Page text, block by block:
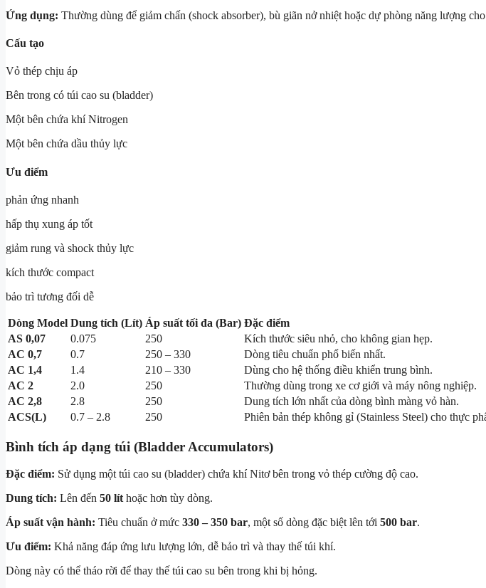
Ứng dụng: Thường dùng để giảm chấn (shock absorber), bù giãn nở nhiệt hoặc dự phòng năng lượng
Cấu tạo
Vỏ thép chịu áp
Bên trong có túi cao su (bladder)
Một bên chứa khí Nitrogen
Một bên chứa dầu thủy lực
Ưu điểm
phản ứng nhanh
hấp thụ xung áp tốt
giảm rung và shock thủy lực
kích thước compact
bảo trì tương đối dễ
Dòng Model Dung tích (Lít) Áp suất tối đa (Bar) Đặc điểm
AS 0,07
0.075 250
Kích thước siêu nhỏ, cho không gian hẹp.
AC 0,7
0.7 250 – 330
Dòng tiêu chuẩn phổ biến nhất.
AC 1,4
1.4 210 – 330
Dùng cho hệ thống điều khiển trung bình.
AC 2
2.0 250
Thường dùng trong xe cơ giới và máy nông nghiệp.
AC 2,8
2.8 250
Dung tích lớn nhất của dòng bình màng vỏ hàn.
ACS(L)
0.7 – 2.8 250 Phiên bản thép không gỉ (Stainless Steel) cho thực
Bình tích áp dạng túi (Bladder Accumulators)
Đặc điểm: Sử dụng một túi cao su (bladder) chứa khí Nitơ bên trong vỏ thép cường độ cao.
Dung tích: Lên đến 50 lít hoặc hơn tùy dòng.
Áp suất vận hành: Tiêu chuẩn ở mức 330 – 350 bar, một số dòng đặc biệt lên tới 500 bar.
Ưu điểm: Khả năng đáp ứng lưu lượng lớn, dễ bảo trì và thay thế túi khí.
Dòng này có thể tháo rời để thay thế túi cao su bên trong khi bị hỏng.